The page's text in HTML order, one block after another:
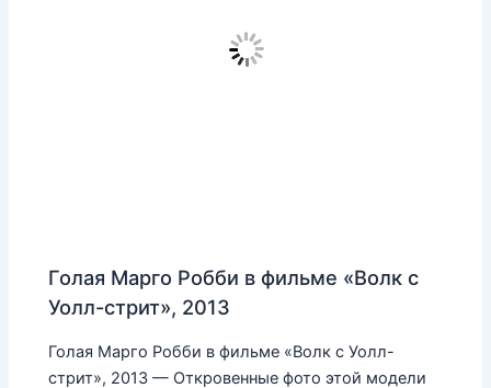
Голая Марго Робби в фильме «Волк с
Уолл-стрит», 2013
Голая Марго Робби в фильме «Волк с Уолл-
стрит», 2013 — Откровенные фото этой модели